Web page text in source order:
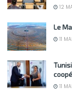
12
Le
11
11